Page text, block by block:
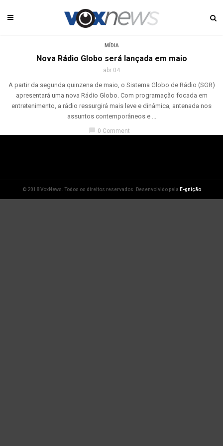
MÍDIA
Nova Rádio Globo será lançada em maio
abr 04
A partir da segunda quinzena de maio, o Sistema Globo de Rádio (SGR)
apresentará uma nova Rádio Globo. Com programação focada em
entretenimento, a rádio ressurgirá mais leve e dinâmica, antenada nos
assuntos contemporâneos e ...
chat_bubble 0 Comment
© 2018 VoxNews. Todos os direitos reservados. Desenvolvido pela E-gnição